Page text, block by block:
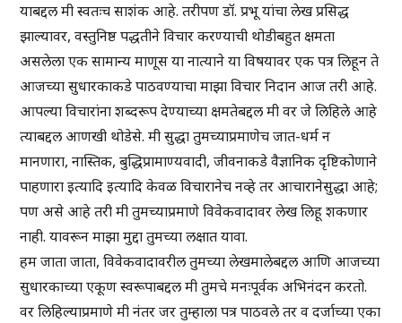
याबद्दल मी स्वतःच साशंक आहे. तरीपण डॉ. प्रभू यांचा लेख प्रसिद्ध
झाल्यावर, वस्तुनिष्ठ पद्धतीने विचार करण्याची थोडीबहुत क्षमता
असलेला एक सामान्य माणूस या नात्याने या विषयावर एक पत्र लिहून ते
आजच्या सुधारकाकडे पाठवण्याचा माझा विचार निदान आज तरी आहे.
आपल्या विचारांना शब्दरूप देण्याच्या क्षमतेबद्दल मी वर जे लिहिले आहे
त्याबद्दल आणखी थोडेसे. मी सुद्धा तुमच्याप्रमाणेच जात-धर्म न
मानणारा, नास्तिक, बुद्धिप्रामाण्यवादी, जीवनाकडे वैज्ञानिक दृष्टिकोणाने
पाहणारा इत्यादि इत्यादि केवळ विचारानेच नव्हे तर आचारानेसुद्धा आहे;
पण असे आहे तरी मी तुमच्याप्रमाणे विवेकवादावर लेख लिहू शकणार
नाही. यावरून माझा मुद्दा तुमच्या लक्षात यावा.
हम जाता जाता, विवेकवादावरील तुमच्या लेखमालेबद्दल आणि आजच्या
सुधारकाच्या एकूण स्वरूपाबद्दल मी तुमचे मनःपूर्वक अभिनंदन करतो.
वर लिहिल्याप्रमाणे मी नंतर जर तुम्हाला पत्र पाठवले तर व दर्जाच्या एका